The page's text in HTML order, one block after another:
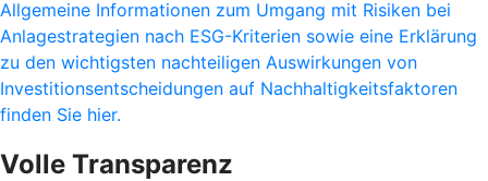
Allgemeine Informationen zum Umgang mit Risiken bei
Anlagestrategien nach ESG-Kriterien sowie eine Erklärung
zu den wichtigsten nachteiligen Auswirkungen von
Investitionsentscheidungen auf Nachhaltigkeitsfaktoren
finden Sie hier.
Volle Transparenz